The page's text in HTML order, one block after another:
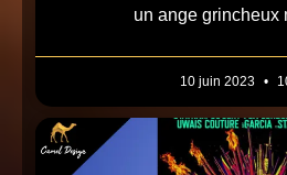
un ange grincheux
10 juin 2023